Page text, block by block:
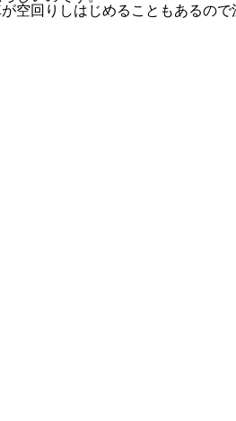
空回りしはじめることもあるので